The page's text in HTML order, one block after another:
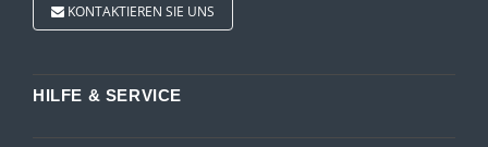
KONTAKTIEREN SIE UNS
HILFE & SERVICE